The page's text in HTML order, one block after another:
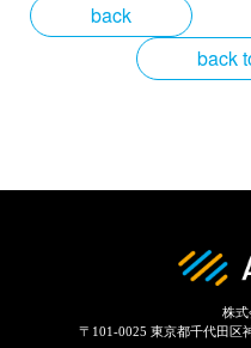
back
back
株式
〒101-0025 東京都千代田区